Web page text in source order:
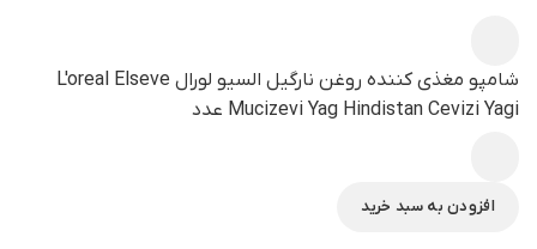
شامپو مغذی کننده روغن نارگیل السیو لورال L'oreal Elseve
Mucizevi Yag Hindistan Cevizi Yagi عدد
افزودن به سبد خرید